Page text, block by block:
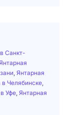
Санкт-
Янтарная
в Челябинске
Уфе Янтарная